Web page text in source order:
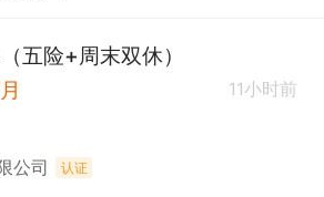
五险+周末双休）
11小时前
公司 认证